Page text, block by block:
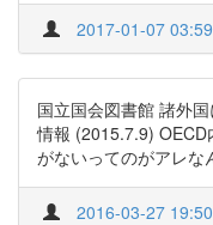
2017-01-07
国立国会図書館 諸外
情報 (2015.7.9)
がないってのがアレな
2016-03-27